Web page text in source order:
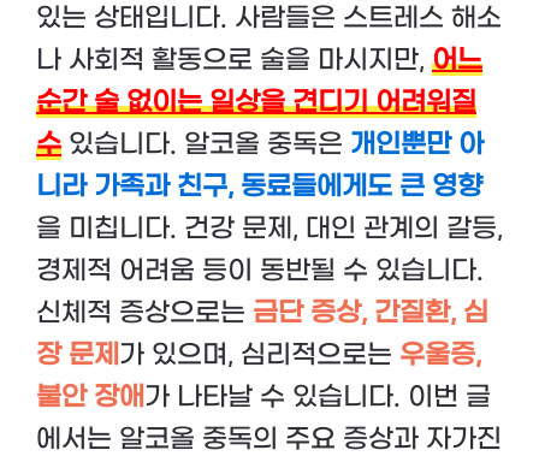
있는 상태입니다. 사람들은 스트레스 해소
나 사회적 활동으로 술을 마시지만, 어느
순간 술 없이는 일상을 견디기 어려워질
수 있습니다. 알코올 중독은 개인뿐만 아
니라 가족과 친구, 동료들에게도 큰 영향
을 미칩니다. 건강 문제, 대인 관계의 갈등,
경제적 어려움 등이 동반될 수 있습니다.
신체적 증상으로는 금단 증상, 간질환, 심
장 문제 가 있으며, 심리적으로는 우울증,
불안 장애가 나타날 수 있습니다. 이번 글
에서는 알코올 중독의 주요 증상과 자가진